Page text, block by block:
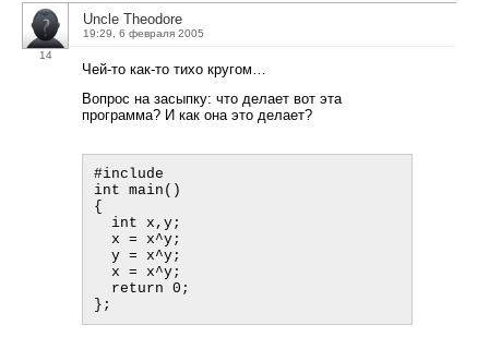
14
Uncle Theodore
19:29, 6 февраля 2005
Чей-то как-то тихо кругом…
Вопрос на засыпку: что делает вот эта
программа? И как она это делает?
#include
int main()
{